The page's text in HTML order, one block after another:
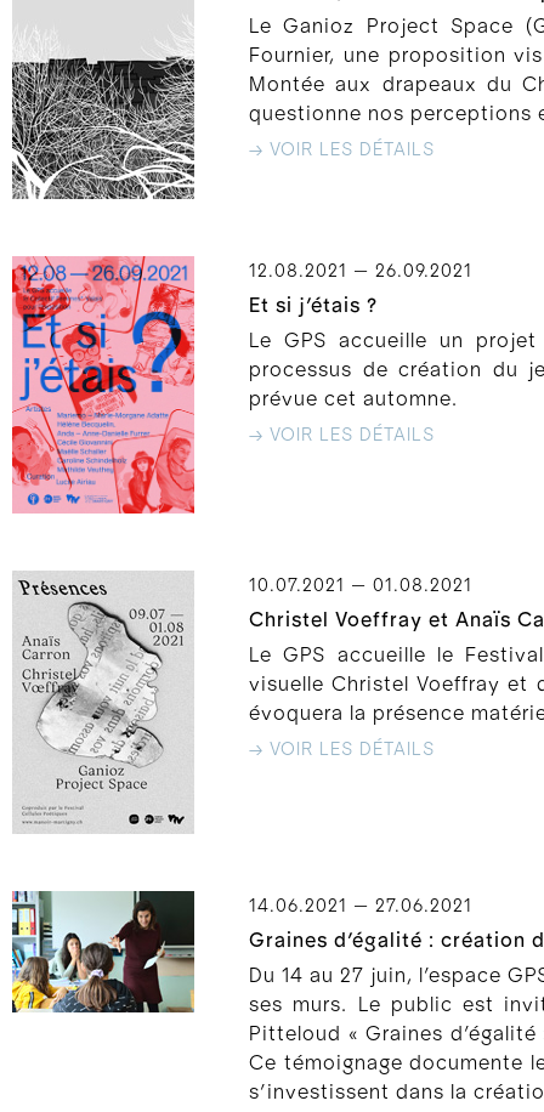
Le Ganioz Project Space
Fournier, une proposition
Montée aux drapeaux du
questionne nos perceptions
→ VOIR LES DÉTAILS
12.08.2021 — 26.09.2021
Et si j’étais ?
Le GPS accueille un
processus de création du
prévue cet automne.
→ VOIR LES DÉTAILS
10.07.2021 — 01.08.2021
Christel Voeffray et Anaïs
Le GPS accueille le
visuelle Christel Voeffray et
évoquera la présence
→ VOIR LES DÉTAILS
14.06.2021 — 27.06.2021
Graines d’égalité : création
Du 14 au 27 juin, l’espace
ses murs. Le public est
Pitteloud « Graines
Ce témoignage documente
s’investissent dans la